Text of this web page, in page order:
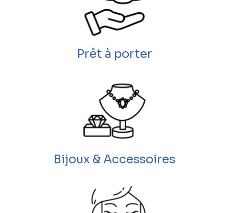
Prêt à porter
Bijoux & Accessoires